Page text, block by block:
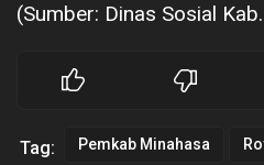
(Sumber: Dinas Sosial
Tag: Pemkab Minahasa